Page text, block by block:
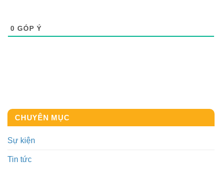
0 GÓP Ý
CHUYÊN MỤC
Sự kiện
Tin tức